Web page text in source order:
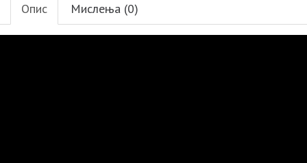
Опис Мислења (0)